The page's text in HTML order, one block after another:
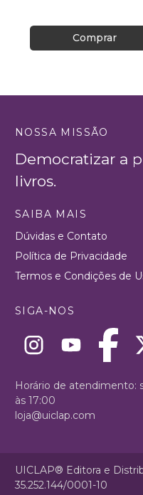
Comprar
NOSSA MISSÃO
Democratizar a
livros.
SAIBA MAIS
Dúvidas e Contato
Política de Privacidade
Termos e Condições de
SIGA-NOS
Horário de atendimento:
às 17:00
loja@uiclap.com
UICLAP® Editora e
35.252.144/0001-10